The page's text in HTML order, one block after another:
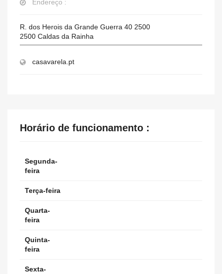
Endereço :
R. dos Herois da Grande Guerra 40 2500
2500 Caldas da Rainha
casavarela.pt
Horário de funcionamento :
Segunda-
feira
Terça-feira
Quarta-
feira
Quinta-
feira
Sexta-